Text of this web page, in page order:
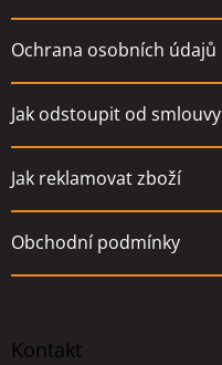
Ochrana osobních údajů
Jak odstoupit od smlouvy
Jak reklamovat zboží
Obchodní podmínky
Kontakt